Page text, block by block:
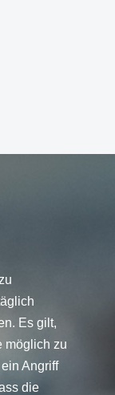
Es gilt,
möglich zu
Angriff
die